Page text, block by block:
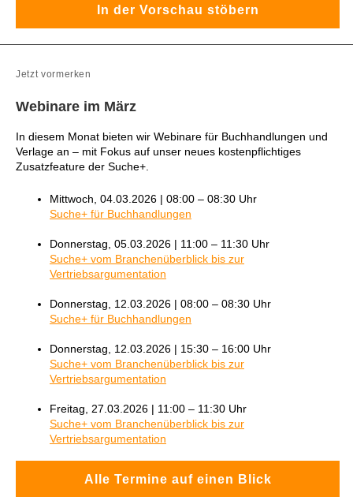
In der Vorschau stöbern
Jetzt vormerken
Webinare im März
In diesem Monat bieten wir Webinare für Buchhandlungen und
Verlage an – mit Fokus auf unser neues kostenpflichtiges
Zusatzfeature der Suche+.
Mittwoch, 04.03.2026 | 08:00 – 08:30 Uhr
Suche+ für Buchhandlungen
Donnerstag, 05.03.2026 | 11:00 – 11:30 Uhr
Suche+ vom Branchenüberblick bis zur
Vertriebsargumentation
Donnerstag, 12.03.2026 | 08:00 – 08:30 Uhr
Suche+ für Buchhandlungen
Donnerstag, 12.03.2026 | 15:30 – 16:00 Uhr
Suche+ vom Branchenüberblick bis zur
Vertriebsargumentation
Freitag, 27.03.2026 | 11:00 – 11:30 Uhr
Suche+ vom Branchenüberblick bis zur
Vertriebsargumentation
Alle Termine auf einen Blick